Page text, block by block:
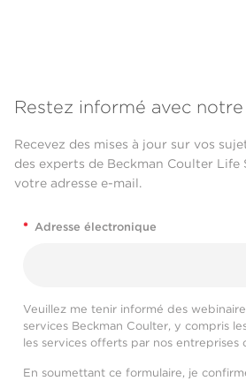
Restez informé avec
Recevez des mises à jour sur vos
des experts de Beckman Coulter Life
votre adresse e-mail.
* Adresse électronique
Veuillez me tenir informé des
services Beckman Coulter, y compris
les services offerts par nos entreprises
En soumettant ce formulaire, je